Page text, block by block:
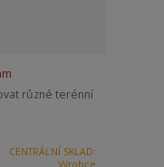
různé terénní
CENTRÁLNÍ SKLAD: